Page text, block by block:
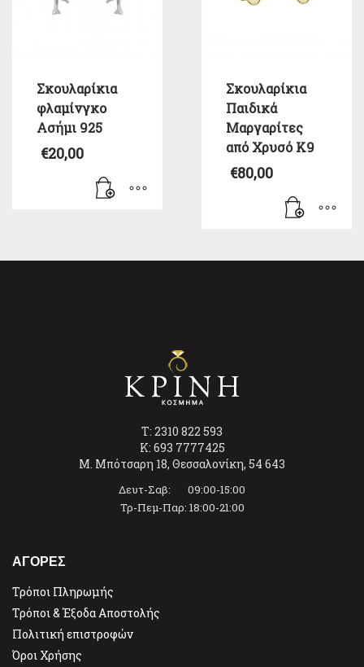
Σκουλαρίκια
φλαμίνγκο
Ασήμι 925
€20,00
Σκουλαρίκια
Παιδικά
Μαργαρίτες
από Χρυσό Κ9
€80,00
T: 2310 822 593
K: 693 7777425
Μ. Μπότσαρη 18, Θεσσαλονίκη, 54 643
Δευτ-Σαβ: 09:00-15:00
Τρ-Πεμ-Παρ: 18:00-21:00
ΑΓΟΡΕΣ
Τρόποι Πληρωμής
Τρόποι & Έξοδα Αποστολής
Πολιτική επιστροφών
Όροι Χρήσης